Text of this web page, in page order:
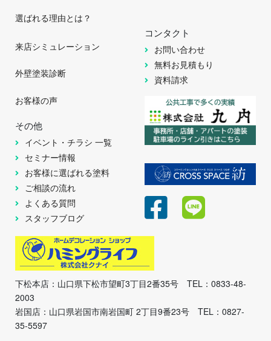
選ばれる理由とは？
来店シミュレーション
外壁塗装診断
お客様の声
その他
イベント・チラシ 一覧
セミナー情報
お客様に選ばれる塗料
ご相談の流れ
よくある質問
スタッフブログ
コンタクト
お問い合わせ
無料お見積もり
資料請求
下松本店：山口県下松市望町3丁目2番35号 TEL：0833-48-
2003
岩国店：山口県岩国市南岩国町 2丁目9番23号 TEL：0827-
35-5597